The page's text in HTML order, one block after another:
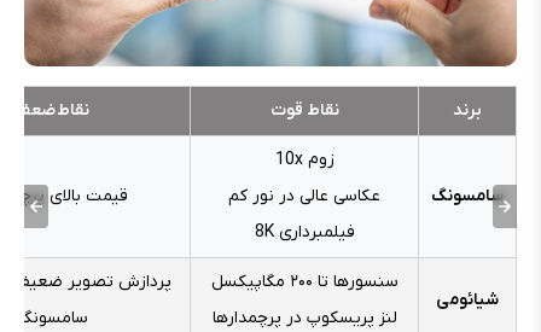
برند نقاط قوت نقاطضعف
سامسونگ
زوم 10x
عکاسی عالی در نور کم
فیلمبرداری 8K
قیمت بالای
شیائومی
سنسورها تا ۲۰۰ مگاپیکسل
لنز پریسکوپ در پرچمدارها
پردازش تصویر
سامسونگ